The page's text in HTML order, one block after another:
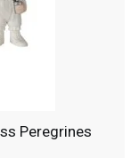
Peregrines